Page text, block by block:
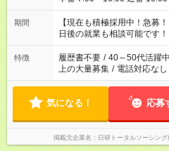
い」 「余裕を持って夕飯の
たくない」 など、ご希望を教えて
の方へ 今ご覧のお仕事で希
の勤務時間。 合計で週40時
期間
【現在も積極採用中！急
日後の就業も相談可能です！
特徴 履歴書不要 / 40～50代活躍中
上の大量募集 / 電話対応なし
気になる！ 応募
掲載元企業名 日研トータルソーシン